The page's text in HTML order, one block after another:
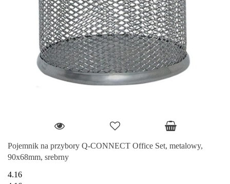
Pojemnik na przybory Q-CONNECT Office Set, metalowy,
90x68mm, srebrny
4.16